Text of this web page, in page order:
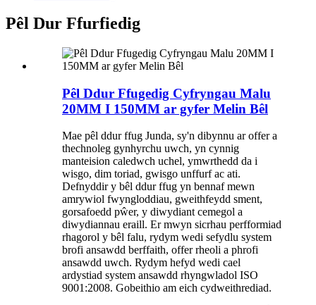
Pêl Dur Ffurfiedig
Pêl Ddur Ffugedig Cyfryngau Malu
20MM I 150MM ar gyfer Melin Bêl
Mae pêl ddur ffug Junda, sy'n dibynnu ar offer a
thechnoleg gynhyrchu uwch, yn cynnig
manteision caledwch uchel, ymwrthedd da i
wisgo, dim toriad, gwisgo unffurf ac ati.
Defnyddir y bêl ddur ffug yn bennaf mewn
amrywiol fwyngloddiau, gweithfeydd sment,
gorsafoedd pŵer, y diwydiant cemegol a
diwydiannau eraill. Er mwyn sicrhau perfformiad
rhagorol y bêl falu, rydym wedi sefydlu system
brofi ansawdd berffaith, offer rheoli a phrofi
ansawdd uwch. Rydym hefyd wedi cael
ardystiad system ansawdd rhyngwladol ISO
9001:2008. Gobeithio am eich cydweithrediad.